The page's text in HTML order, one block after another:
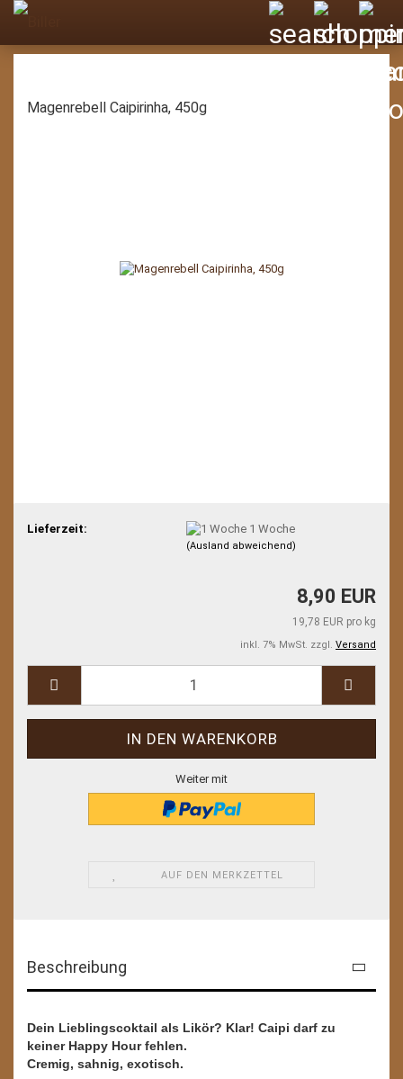
Magenrebell Caipirinha, 450g
Lieferzeit: 1 Woche
(Ausland abweichend)
8,90 EUR
19,78 EUR pro kg
inkl. 7% MwSt. zzgl. Versand
Weiter mit
AUF DEN MERKZETTEL
Beschreibung
Dein Lieblingscoktail als Likör? Klar! Caipi darf zu
keiner Happy Hour fehlen.
Cremig, sahnig, exotisch.